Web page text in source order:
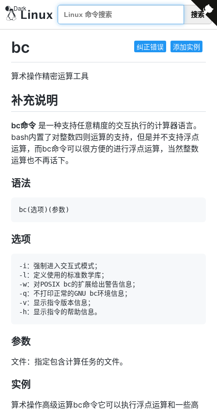
搜索
纠正错误 添加实例
bc
算术操作精密运算工具
补充说明
bc命令是一种支持任意精度的交互执行的计算器语言。
bash内置了对整数四则运算的支持，但是并不支持浮点
运算，而bc命令可以很方便的进行浮点运算，当然整数
运算也不再话下。
语法
bc(选项) (参数)
选项
参数
文件：指定包含计算任务的文件。
实例
算术操作高级运算bc命令它可以执行浮点运算和一些高